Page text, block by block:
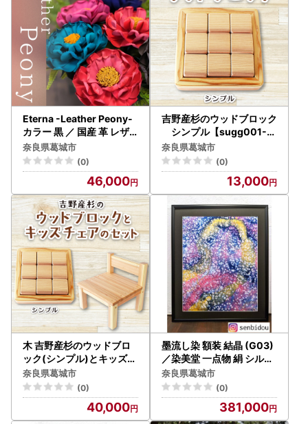
Eterna -Leather Peony-
カラー 黒 ／ 国産 革 レザ
ー ピオニー 造花 アートフ
ラワー 小物 インテリア 記
念日 プレゼント 奈良県 葛
城市【area003-black】
奈良県葛城市
(0)
46,000
吉野産杉のウッドブロック
シンプル【sugg001-1
】
奈良県葛城市
(0)
13,000
木 吉野産杉のウッドブロ
ック(シンプル)とキッズチ
ェアのセット 奈良県 葛城
市【sugg003-1】
奈良県葛城市
(0)
40,000
墨流し染 額装 結晶 (G03)
／染美堂 一点物 絹 シルク
現代風 アート インテリア
幻想的 奈良県 葛城市【sn
bd015】
奈良県葛城市
(0)
381,000